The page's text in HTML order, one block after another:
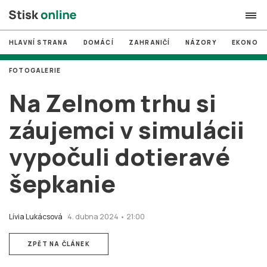
search
# MUNI
# Brno
# volby
login PŘIHLÁSIT SE
Zapomněli jste heslo?
Založit nový účet
HLAVNÍ STRANA DOMÁCÍ ZAHRANIČÍ NÁZORY
Na Zelnom trhu si
záujemci v simulácii
vypočuli dotieravé
šepkanie
Lívia Lukácsová 4. dubna 2024 • 21:00
FOTOGALERIE
ZPĚT NA ČLÁNEK